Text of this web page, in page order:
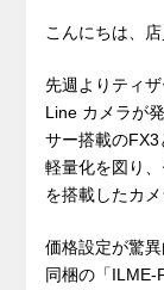
こんにちは、店
先週よりティ
Line カメラが
サー搭載の
軽量化を図り
を搭載したカメ
価格設定が驚
同梱の「ILME-